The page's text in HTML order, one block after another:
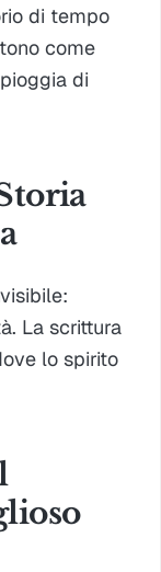
di tempo
come
di
La scrittura
lo spirito